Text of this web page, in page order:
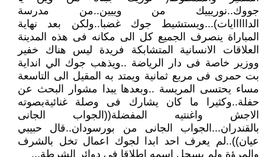
جووك..نوريييك من وييين..من مدرسة
الدااااايات)...ويستشيط جوك غضبا..ولكن بعد نهاية
المباراة ينصرف الجميع كل الى مكانه فى هذه المدينة
العلاقات الانسانية المتشابكة فريدة ليس هناك خفير
ووزير خاصة فى دار الرياضة ..ويذهب جوك الي انداية
بت حمرى فى مربع ثمانية ويمتد به المقيل الى التاسعة
مساء يحتسى المريسة ..وبعدها يبدا مشوار البحث عن
حفلة..وكثيرا ما كان يشارك فى وصلة غنائيةبصوته
الاجش واغنتيه المفضلة((الجواب الجانى
بالقندران...الجواب الجانى من بورسودان..قال حبيبي
عيان))..لم يعرف احد ابدا لجوك اعمال تخل بالشرف
والمرؤة ولم يسجل اسمه اطلاقا فى دوائر الشرطة...